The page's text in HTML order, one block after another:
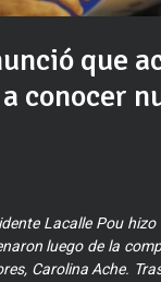
que
conocer
Lacalle Pou
luego de la
Carolina Ache.